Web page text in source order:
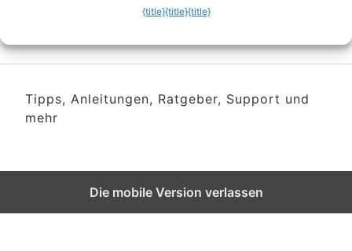
Tipps, Anleitungen, Ratgeber, Support und
mehr
{title}{title}{title}
Die mobile Version verlassen